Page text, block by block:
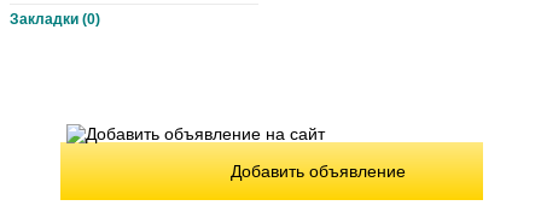
Закладки (0)
Добавить объявление